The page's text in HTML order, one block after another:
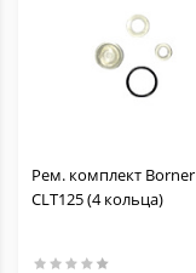
Рем. комплект Borner
CLT125 (4 кольца)